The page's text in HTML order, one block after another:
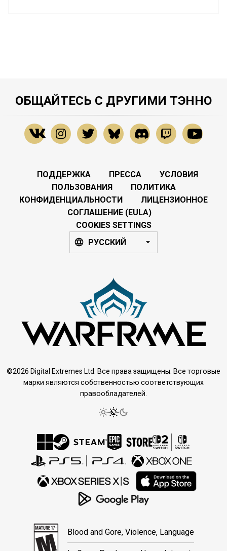
ОБЩАЙТЕСЬ С ДРУГИМИ ТЭННО
ПОДДЕРЖКА ПРЕССА
УСЛОВИЯ
ПОЛЬЗОВАНИЯ
ПОЛИТИКА
КОНФИДЕНЦИАЛЬНОСТИ
ЛИЦЕНЗИОННОЕ
СОГЛАШЕНИЕ (EULA)
COOKIES SETTINGS
РУССКИЙ
©2026 Digital Extremes Ltd. Все права защищены. Все торговые
марки являются собственностью соответствующих
правообладателей.
Blood and Gore, Violence, Language